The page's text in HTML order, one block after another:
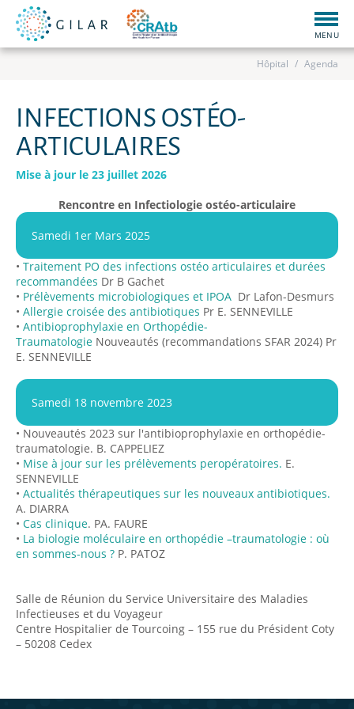
MENU
Hôpital Agenda
INFECTIONS OSTÉO-
ARTICULAIRES
Mise à jour le 23 juillet 2026
Rencontre en Infectiologie ostéo-articulaire
Samedi 1er Mars 2025
• Traitement PO des infections ostéo articulaires et durées
recommandées Dr B Gachet
• Prélèvements microbiologiques et IPOA Dr Lafon-Desmurs
• Allergie croisée des antibiotiques Pr E. SENNEVILLE
• Antibioprophylaxie en Orthopédie-
Traumatologie Nouveautés (recommandations SFAR 2024) Pr
E. SENNEVILLE
Samedi 18 novembre 2023
• Nouveautés 2023 sur l'antibioprophylaxie en orthopédie-
traumatologie. B. CAPPELIEZ
• Mise à jour sur les prélèvements peropératoires. E.
SENNEVILLE
• Actualités thérapeutiques sur les nouveaux antibiotiques.
A. DIARRA
• Cas clinique. PA. FAURE
• La biologie moléculaire en orthopédie –traumatologie : où
en sommes-nous ? P. PATOZ
Salle de Réunion du Service Universitaire des Maladies
Infectieuses et du Voyageur
Centre Hospitalier de Tourcoing – 155 rue du Président Coty
– 50208 Cedex